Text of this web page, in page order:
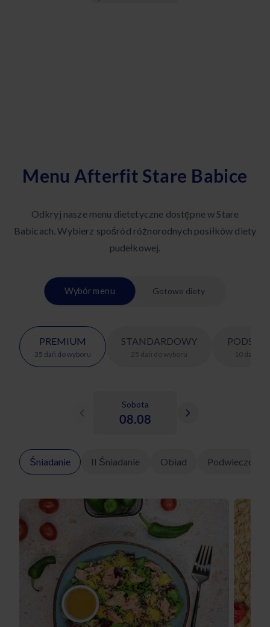
Menu Afterfit Stare Babice
Odkryj nasze menu dietetyczne dostępne w Stare
Babicach. Wybierz spośród różnorodnych posiłków diety
pudełkowej.
Wybór menu Gotowe diety
PREMIUM
35 dań do wyboru
STANDARDOWY
25 dań do wyboru 10 dań
Sobota
08.08
Śniadanie II Śniadanie Obiad Podwieczorek